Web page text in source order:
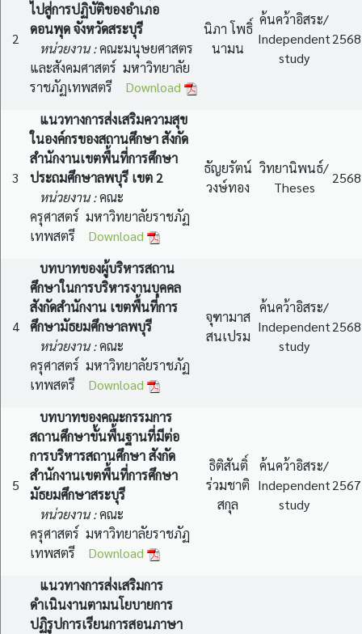
2
ไปสู่การปฏิบัติของอำเภอ
ดอนพุด จังหวัดสระบุรี
หน่วยงาน :คณะมนุษยศาสตร
และสังคมศาสตร์ มหาวิทยาลัย
ราชภัฏเทพสตรี Download
นิภา โพธิ์
นามน
ค้นคว้าอิสระ/
Independent
study
2568
3
แนวทางการส่งเสริมความสุข
ในองค์กรของสถานศึกษา สังกัด
สำนักงานเขตพื้นที่การศึกษา
ประถมศึกษาลพบุรี เขต 2
หน่วยงาน :คณะ
ครุศาสตร์ มหาวิทยาลัยราชภัฏ
เทพสตรี Download
ธัญยรัตน์
วงษ์ทอง
วิทยานิพนธ์/
Theses
2568
4
บทบาทของผู้บริหารสถาน
ศึกษาในการบริหารงานบุคคล
สังกัดสำนักงาน เขตพื้นที่การ
ศึกษามัธยมศึกษาลพบุรี
หน่วยงาน :คณะ
ครุศาสตร์ มหาวิทยาลัยราชภัฏ
เทพสตรี Download
จุฑามาส
สนเปรม
ค้นคว้าอิสระ/
Independent
study
2568
5
บทบาทของคณะกรรมการ
สถานศึกษาขั้นพื้นฐานที่มีต่อ
การบริหารสถานศึกษา สังกัด
สำนักงานเขตพื้นที่การศึกษา
มัธยมศึกษาสระบุรี
หน่วยงาน :คณะ
ครุศาสตร์ มหาวิทยาลัยราชภัฏ
เทพสตรี Download
ธิติสันติ์
ร่วมชาติ
สกุล
ค้นคว้าอิสระ/
Independent
study
2567
แนวทางการส่งเสริมการ
ดำเนินงานตามนโยบายการ
ปฏิรูปการเรียนการสอนภาษา